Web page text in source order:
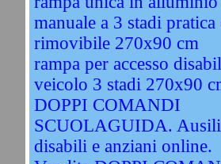
manuale a 3 stadi pratica
rimovibile 270x90 cm
rampa per accesso
veicolo 3 stadi 270x90
DOPPI COMANDI
SCUOLAGUIDA.
disabili e anziani online.